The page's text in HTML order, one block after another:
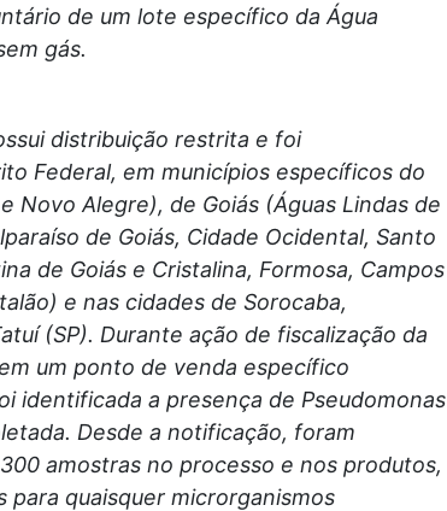
de um lote específico da Água
gás.
distribuição restrita e foi
Federal, em municípios específicos do
Novo Alegre), de Goiás (Águas Lindas de
de Goiás, Cidade Ocidental, Santo
de Goiás e Cristalina, Formosa, Campos
e nas cidades de Sorocaba,
(SP). Durante ação de fiscalização da
um ponto de venda específico
identificada a presença de Pseudomonas
Desde a notificação, foram
amostras no processo e nos produtos,
quaisquer microrganismos